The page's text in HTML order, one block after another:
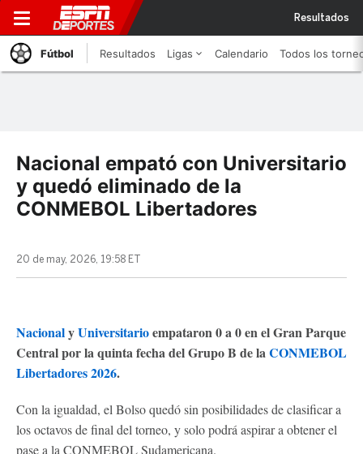
Resultados
Fútbol Resultados Ligas Calendario Todos los
Nacional empató con Universitario
y quedó eliminado de la
CONMEBOL Libertadores
20 de may, 2026, 19:58 ET
NacionalyUniversitarioempataron 0 a 0 en el Gran Parque
Central por la quinta fecha del Grupo B de laCONMEBOL
Libertadores 2026.
Con la igualdad, el Bolso quedó sin posibilidades de clasificar a
los octavos de final del torneo, y solo podrá aspirar a obtener el
pase a la CONMEBOL Sudamericana.